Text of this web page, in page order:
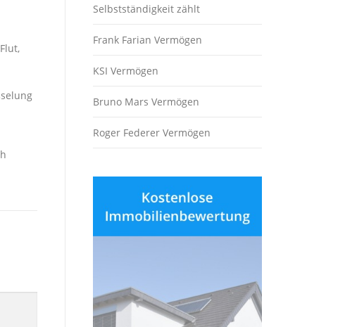
Selbstständigkeit zählt
Frank Farian Vermögen
KSI Vermögen
Bruno Mars Vermögen
Roger Federer Vermögen